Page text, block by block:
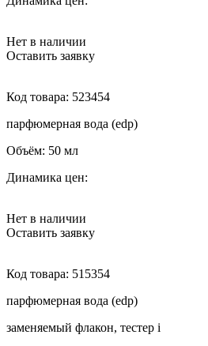
Нет в наличии
Оставить заявку
Код товара: 523454
парфюмерная вода (edp)
Объём: 50 мл
Динамика цен:
Нет в наличии
Оставить заявку
Код товара: 515354
парфюмерная вода (edp)
заменяемый флакон, тестер i